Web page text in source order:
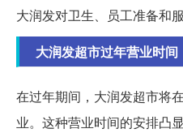
大润发对卫生、员工准备和
大润发超市过年营业时间
在过年期间，大润发超市将
业。这种营业时间的安排凸